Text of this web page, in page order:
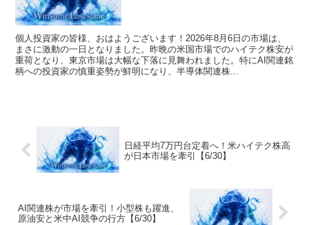
個人投資家の皆様、おはようございます！2026年8月6日の市場は、
まさに激動の一日となりました。昨晩の米国市場でのハイテク株安が
重荷となり、東京市場は大幅な下落に見舞われました。特にAI関連銘
柄への投資家の慎重姿勢が鮮明になり、半導体関連株...
日経平均7万円台定着へ！米ハイテク株高
が日本市場を牽引【6/30】
AI関連株が市場を牽引！小型株も躍進、
原油安と米中AI競争の行方【6/30】